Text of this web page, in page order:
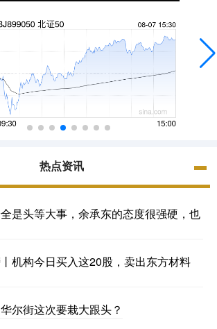
热点资讯
是头等大事，余承东的态度很强硬，也
机构今日买入这20股，卖出东方材料
尔街这次要栽大跟头？